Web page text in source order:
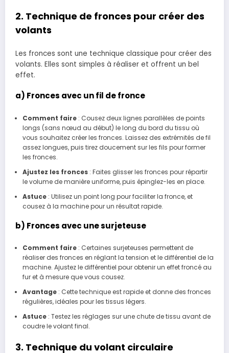
2. Technique de fronces pour créer des
volants
Les fronces sont une technique classique pour créer des
volants. Elles sont simples à réaliser et offrent un bel
effet.
a) Fronces avec un fil de fronce
Comment faire: Cousez deux lignes parallèles de points
longs (sans nœud au début) le long du bord du tissu où
vous souhaitez créer les fronces. Laissez des extrémités de fil
assez longues, puis tirez doucement sur les fils pour former
les fronces.
Ajustez les fronces: Faites glisser les fronces pour répartir
le volume de manière uniforme, puis épinglez-les en place.
Astuce: Utilisez un point long pour faciliter la fronce, et
cousez à la machine pour un résultat rapide.
b) Fronces avec une surjeteuse
Comment faire: Certaines surjeteuses permettent de
réaliser des fronces en réglant la tension et le différentiel de la
machine. Ajustez le différentiel pour obtenir un effet froncé au
fur et à mesure que vous cousez.
Avantage: Cette technique est rapide et donne des fronces
régulières, idéales pour les tissus légers.
Astuce: Testez les réglages sur une chute de tissu avant de
coudre le volant final.
3. Technique du volant circulaire